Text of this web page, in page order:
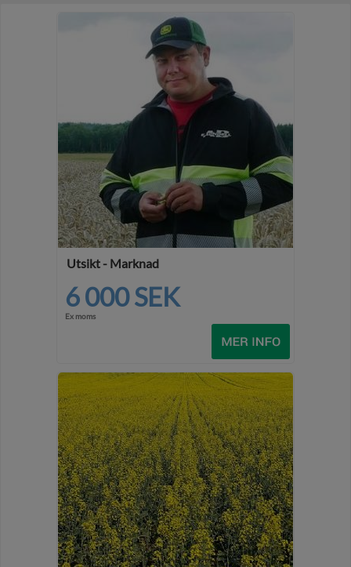
Utsikt - Marknad
6 000 SEK
Ex moms